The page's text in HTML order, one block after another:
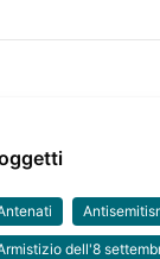
dell'8